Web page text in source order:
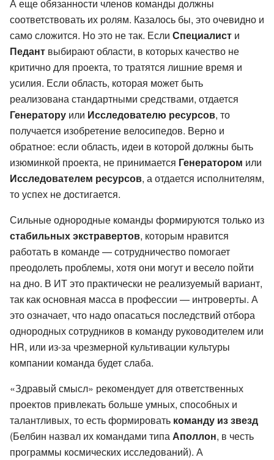
А еще обязанности членов команды должны
соответствовать их ролям. Казалось бы, это очевидно и
само сложится. Но это не так. Если Специалист и
Педант выбирают области, в которых качество не
критично для проекта, то тратятся лишние время и
усилия. Если область, которая может быть
реализована стандартными средствами, отдается
Генератору или Исследователю ресурсов, то
получается изобретение велосипедов. Верно и
обратное: если область, идеи в которой должны быть
изюминкой проекта, не принимается Генератором или
Исследователем ресурсов, а отдается исполнителям,
то успех не достигается.
Сильные однородные команды формируются только из
стабильных экстравертов, которым нравится
работать в команде — сотрудничество помогает
преодолеть проблемы, хотя они могут и весело пойти
на дно. В ИТ это практически не реализуемый вариант,
так как основная масса в профессии — интроверты. А
это означает, что надо опасаться последствий отбора
однородных сотрудников в команду руководителем или
HR, или из-за чрезмерной культивации культуры
компании команда будет слаба.
«Здравый смысл» рекомендует для ответственных
проектов привлекать больше умных, способных и
талантливых, то есть формировать команду из звезд
(Белбин назвал их командами типаАполлон, в честь
программы космических исследований). А